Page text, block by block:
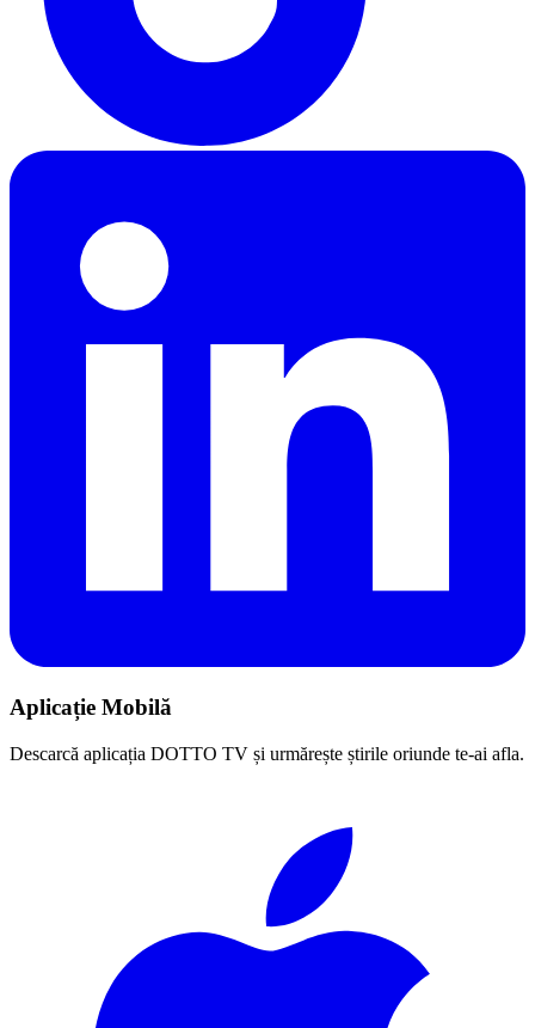
Aplicație Mobilă
Descarcă aplicația DOTTO TV și urmărește știrile oriunde te-ai afla.